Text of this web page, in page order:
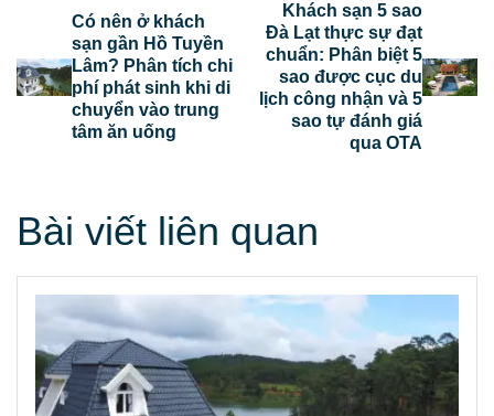
Có nên ở khách
sạn gần Hồ Tuyền
Lâm? Phân tích chi
phí phát sinh khi di
chuyển vào trung
tâm ăn uống
Khách sạn 5 sao
Đà Lạt thực sự đạt
chuẩn: Phân biệt 5
sao được cục du
lịch công nhận và 5
sao tự đánh giá
qua OTA
Bài viết liên quan